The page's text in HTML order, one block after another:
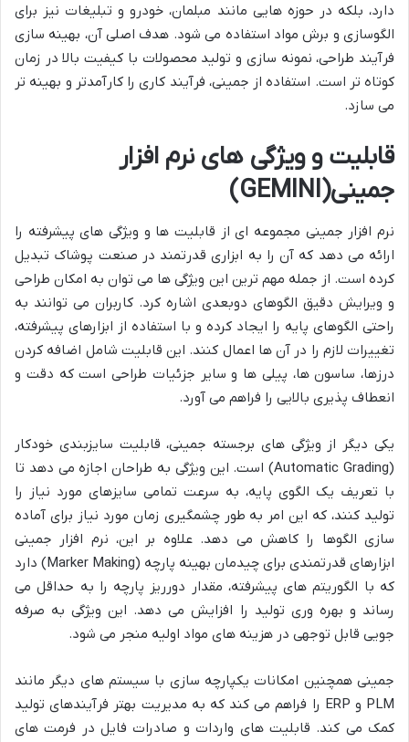
دارد، بلکه در حوزه هایی مانند مبلمان، خودرو و تبلیغات نیز برای
الگوسازی و برش مواد استفاده می شود. هدف اصلی آن، بهینه سازی
فرآیند طراحی، نمونه سازی و تولید محصولات با کیفیت بالا در زمان
کوتاه تر است. استفاده از جمینی، فرآیند کاری را کارآمدتر و بهینه تر
می سازد.
قابلیت و ویژگی های نرم افزار
جمینی(GEMINI)
نرم افزار جمینی مجموعه ای از قابلیت ها و ویژگی های پیشرفته را
ارائه می دهد که آن را به ابزاری قدرتمند در صنعت پوشاک تبدیل
کرده است. از جمله مهم ترین این ویژگی ها می توان به امکان طراحی
و ویرایش دقیق الگوهای دوبعدی اشاره کرد. کاربران می توانند به
راحتی الگوهای پایه را ایجاد کرده و با استفاده از ابزارهای پیشرفته،
تغییرات لازم را در آن ها اعمال کنند. این قابلیت شامل اضافه کردن
درزها، ساسون ها، پیلی ها و سایر جزئیات طراحی است که دقت و
انعطاف پذیری بالایی را فراهم می آورد.
یکی دیگر از ویژگی های برجسته جمینی، قابلیت سایزبندی خودکار
(Automatic Grading) است. این ویژگی به طراحان اجازه می دهد تا
با تعریف یک الگوی پایه، به سرعت تمامی سایزهای مورد نیاز را
تولید کنند، که این امر به طور چشمگیری زمان مورد نیاز برای آماده
سازی الگوها را کاهش می دهد. علاوه بر این، نرم افزار جمینی
ابزارهای قدرتمندی برای چیدمان بهینه پارچه (Marker Making) دارد
که با الگوریتم های پیشرفته، مقدار دورریز پارچه را به حداقل می
رساند و بهره وری تولید را افزایش می دهد. این ویژگی به صرفه
جویی قابل توجهی در هزینه های مواد اولیه منجر می شود.
جمینی همچنین امکانات یکپارچه سازی با سیستم های دیگر مانند
PLM و ERP را فراهم می کند که به مدیریت بهتر فرآیندهای تولید
کمک می کند. قابلیت های واردات و صادرات فایل در فرمت های